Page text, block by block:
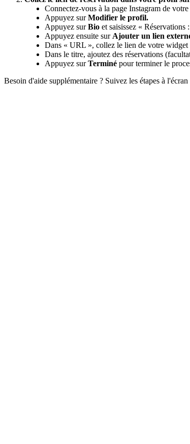
Connectez-vous à la page Instagram de
Appuyez surModifier le profil.
Appuyez surBio et saisissez « Réservations
Appuyez ensuite sur Ajouter un lien
Dans « URL », collez le lien de votre widget
Dans le titre, ajoutez des réservations
Appuyez surTerminé pour terminer le
Besoin d'aide supplémentaire ? Suivez les étapes à l'écran